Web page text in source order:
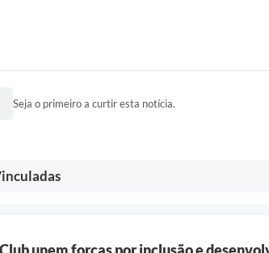
Seja o primeiro a curtir esta notícia.